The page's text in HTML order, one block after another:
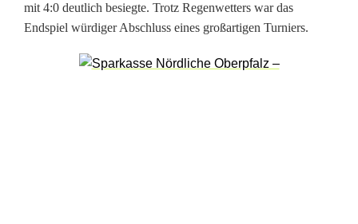
l
mit 4:0 deutlich besiegte. Trotz Regenwetters war das
Endspiel würdiger Abschluss eines großartigen Turniers.